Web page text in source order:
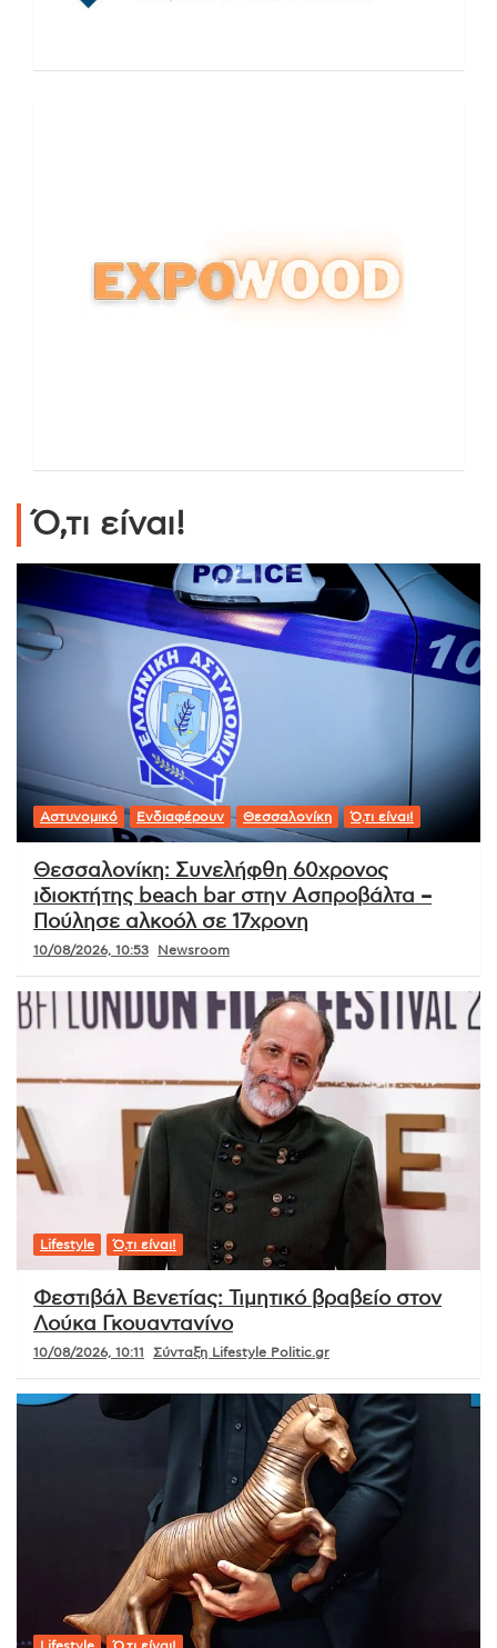
Ό,τι είναι!
Αστυνομικό Ενδιαφέρουν Θεσσαλονίκη Ό,τι είναι!
Θεσσαλονίκη: Συνελήφθη 60χρονος
ιδιοκτήτης beach bar στην Ασπροβάλτα –
Πούλησε αλκοόλ σε 17χρονη
10/08/2026, 10:53 Newsroom
Lifestyle Ό,τι είναι!
Φεστιβάλ Βενετίας: Τιμητικό βραβείο στον
Λούκα Γκουαντανίνο
10/08/2026, 10:11 Σύνταξη Lifestyle Politic.gr